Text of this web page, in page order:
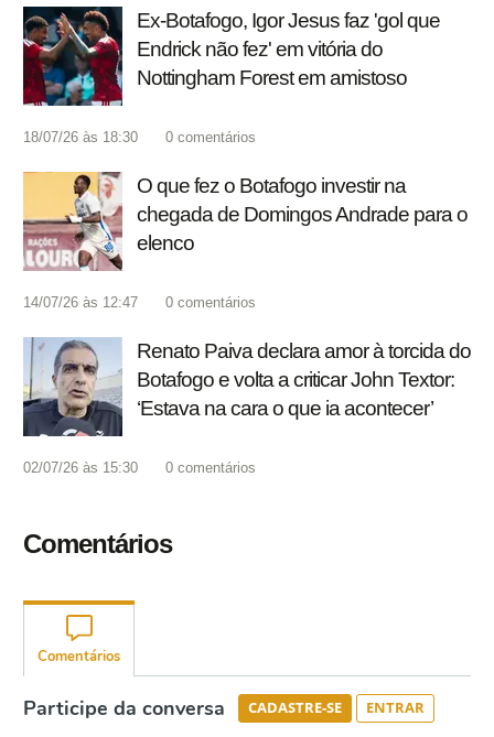
Ex-Botafogo, Igor Jesus faz 'gol que
Endrick não fez' em vitória do
Nottingham Forest em amistoso
18/07/26 às 18:30 0 comentários
O que fez o Botafogo investir na
chegada de Domingos Andrade para o
elenco
14/07/26 às 12:47 0 comentários
Renato Paiva declara amor à torcida do
Botafogo e volta a criticar John Textor:
‘Estava na cara o que ia acontecer’
02/07/26 às 15:30 0 comentários
Comentários